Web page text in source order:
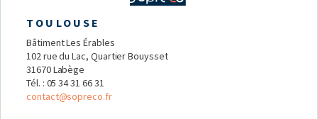
TOULOUSE
Bâtiment Les Érables
102 rue du Lac, Quartier Bouysset
31670 Labège
Tél. : 05 34 31 66 31
contact@sopreco.fr